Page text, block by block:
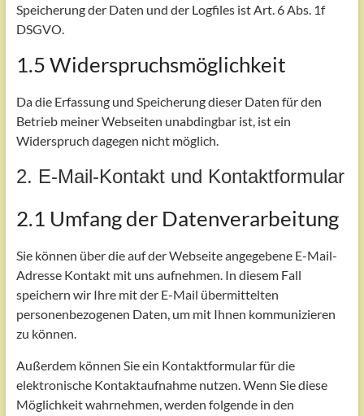
Speicherung der Daten und der Logfiles ist Art. 6 Abs. 1f
DSGVO.
1.5 Widerspruchsmöglichkeit
Da die Erfassung und Speicherung dieser Daten für den
Betrieb meiner Webseiten unabdingbar ist, ist ein
Widerspruch dagegen nicht möglich.
2. E-Mail-Kontakt und Kontaktformular
2.1 Umfang der Datenverarbeitung
Sie können über die auf der Webseite angegebene E-Mail-
Adresse Kontakt mit uns aufnehmen. In diesem Fall
speichern wir Ihre mit der E-Mail übermittelten
personenbezogenen Daten, um mit Ihnen kommunizieren
zu können.
Außerdem können Sie ein Kontaktformular für die
elektronische Kontaktaufnahme nutzen. Wenn Sie diese
Möglichkeit wahrnehmen, werden folgende in den